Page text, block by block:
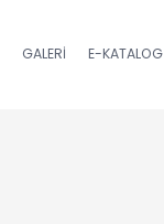
GALERI E-KATALOG